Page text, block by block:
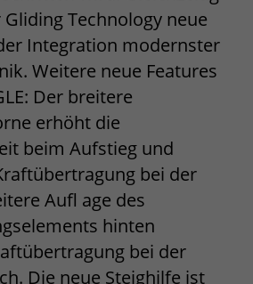
Technology neue
Integration modernster
Weitere neue Features
Der breitere
erhöht die
beim Aufstieg und
bei der
Aufl age des
hinten
bei der
Die neue Steighilfe ist